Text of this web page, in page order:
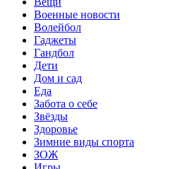
Военные новости
Волейбол
Гаджеты
Гандбол
Дети
Дом и сад
Еда
Забота о себе
Звёзды
Здоровье
Зимние виды спорта
ЗОЖ